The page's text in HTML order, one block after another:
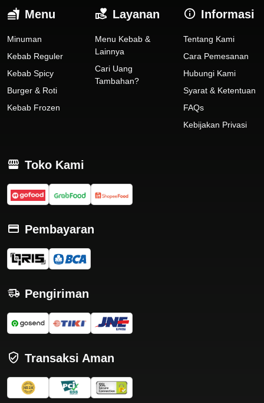
Menu
Minuman
Kebab Reguler
Kebab Spicy
Burger & Roti
Kebab Frozen
Layanan
Menu Kebab &
Lainnya
Cari Uang
Tambahan?
Informasi
Tentang Kami
Cara Pemesanan
Hubungi Kami
Syarat & Ketentuan
FAQs
Kebijakan Privasi
Toko Kami
Pembayaran
Pengiriman
Transaksi Aman